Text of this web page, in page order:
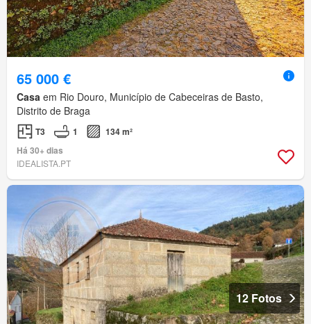
65 000 €
Casa em Rio Douro, Município de Cabeceiras de Basto,
Distrito de Braga
T3 1
134 m²
Há 30+ dias
IDEALISTA.PT
12 Fotos